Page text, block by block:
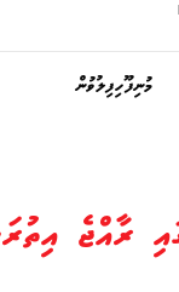
މުނިފޫހިފިލުވުން
ރާއްޖެ